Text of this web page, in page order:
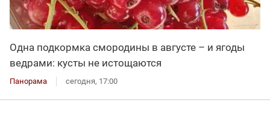
Одна подкормка смородины в августе – и ягоды
ведрами: кусты не истощаются
Панорама сегодня, 17:00